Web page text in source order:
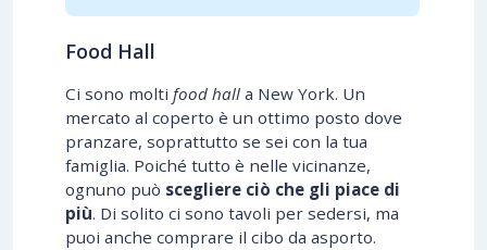
Food Hall
Ci sono molti food hall a New York. Un
mercato al coperto è un ottimo posto dove
pranzare, soprattutto se sei con la tua
famiglia. Poiché tutto è nelle vicinanze,
ognuno può scegliere ciò che gli piace di
più. Di solito ci sono tavoli per sedersi, ma
puoi anche comprare il cibo da asporto.